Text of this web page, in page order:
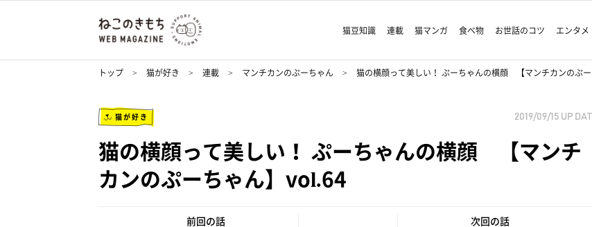
猫豆知識 連載 猫マンガ 食べ物 お世話のコツ エンタメ
トップ 猫が好き 連載 マンチカンのぷーちゃん 猫の横顔って美しい！ ぷーちゃんの横顔 【マンチカンのぷ
猫が好き 2019/09/15 UP
猫の横顔って美しい！ ぷーちゃんの横顔 【マンチ
カンのぷーちゃん】vol.64
前回の話 次回の話